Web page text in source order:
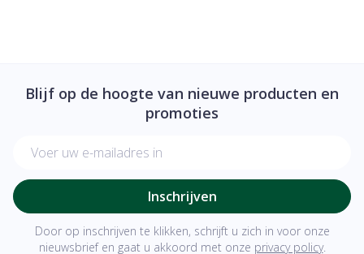
Blijf op de hoogte van nieuwe producten en
promoties
Inschrijven
Door op inschrijven te klikken, schrijft u zich in voor onze
nieuwsbrief en gaat u akkoord met onze privacy policy.